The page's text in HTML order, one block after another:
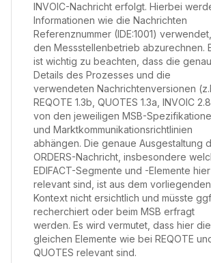
INVOIC-Nachricht erfolgt. Hierbei
Informationen wie die Nachrichten
Referenznummer (IDE:1001)
den Messstellenbetrieb abzurechnen.
ist wichtig zu beachten, dass die
Details des Prozesses und die
verwendeten Nachrichtenversionen
REQOTE 1.3b, QUOTES 1.3a, INVOIC
von den jeweiligen MSB-
und Marktkommunikationsrichtlinien
abhängen. Die genaue Ausgestaltung
ORDERS-Nachricht, insbesondere
EDIFACT-Segmente und -Elemente hier
relevant sind, ist aus dem vorliegenden
Kontext nicht ersichtlich und müsste
recherchiert oder beim MSB erfragt
werden. Es wird vermutet, dass hier die
gleichen Elemente wie bei REQOTE
QUOTES relevant sind.